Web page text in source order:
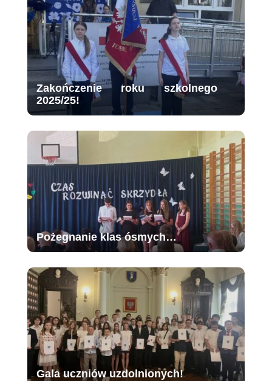
Zakończenie roku szkolnego
2025/25!
Pożegnanie klas ósmych…
Gala uczniów uzdolnionych!